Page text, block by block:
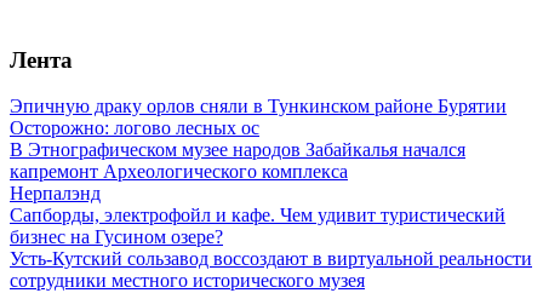
Лента
Эпичную драку орлов сняли в Тункинском районе Бурятии
Осторожно: логово лесных ос
В Этнографическом музее народов Забайкалья начался
капремонт Археологического комплекса
Нерпалэнд
Сапборды, электрофойл и кафе. Чем удивит туристический
бизнес на Гусином озере?
Усть-Кутский сользавод воссоздают в виртуальной реальности
сотрудники местного исторического музея